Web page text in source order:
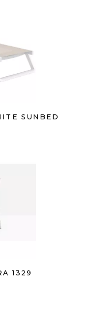
SUNBED
1329